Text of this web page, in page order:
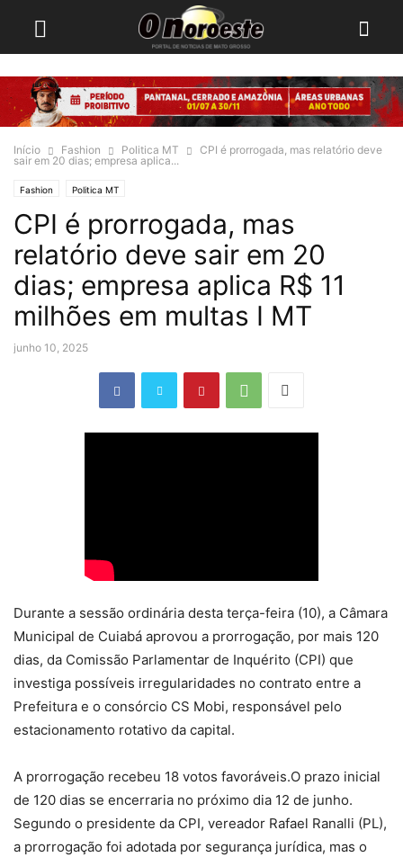
Início Fashion Politica MT
CPI é prorrogada, mas relatório deve
sair em 20 dias; empresa aplica...
Fashion Politica MT
CPI é prorrogada, mas
relatório deve sair em 20
dias; empresa aplica R$ 11
milhões em multas I MT
junho 10, 2025
Durante a sessão ordinária desta terça-feira (10), a Câmara
Municipal de Cuiabá aprovou a prorrogação, por mais 120
dias, da Comissão Parlamentar de Inquérito (CPI) que
investiga possíveis irregularidades no contrato entre a
Prefeitura e o consórcio CS Mobi, responsável pelo
estacionamento rotativo da capital.
A prorrogação recebeu 18 votos favoráveis.O prazo inicial
de 120 dias se encerraria no próximo dia 12 de junho.
Segundo o presidente da CPI, vereador Rafael Ranalli (PL),
a prorrogação foi adotada por segurança jurídica, mas o